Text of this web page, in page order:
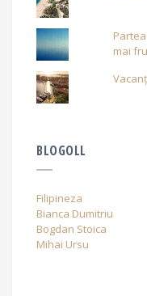
mai
BLOGOLL
Filipineza
Bianca Dumitriu
Bogdan Stoica
Mihai Ursu